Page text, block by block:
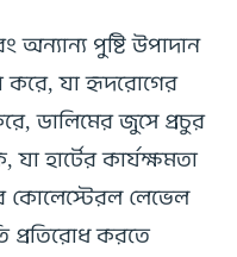
পুষ্টি উপাদান
করে, যা হৃদরোগের
ডালিমের জুসে প্রচুর
যা হার্টের কার্যক্ষমতা
কোলেস্টেরল লেভেল
প্রতিরোধ করতে